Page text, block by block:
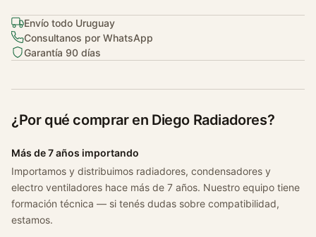
o
t
5
8
r
)
c
a
n
t
Envío todo Uruguay
Consultanos por WhatsApp
Garantía 90 días
¿Por qué comprar en Diego Radiadores?
Más de 7 años importando
Importamos y distribuimos radiadores, condensadores y
electro ventiladores hace más de 7 años. Nuestro equipo tiene
formación técnica — si tenés dudas sobre compatibilidad,
estamos.